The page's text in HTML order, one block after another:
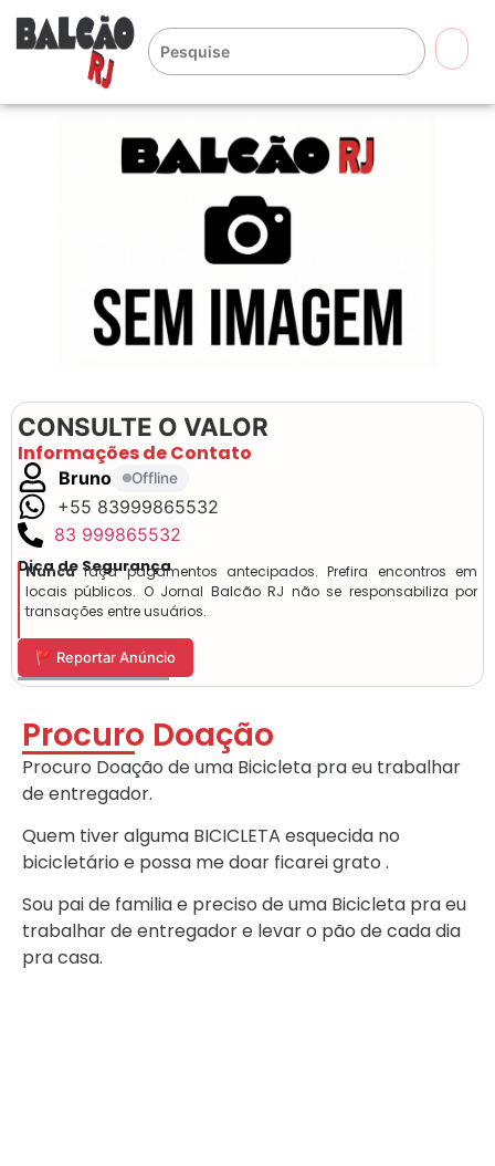
CONSULTE O VALOR
Informações de Contato
Bruno Offline
+55 83999865532
83 999865532
Dica de Segurança
Nuncafaça pagamentos antecipados. Prefira encontros em
locais públicos. O Jornal Balcão RJ não se responsabiliza por
transações entre usuários.
🚩 Reportar Anúncio
Procuro Doação
Procuro Doação de uma Bicicleta pra eu trabalhar
de entregador.
Quem tiver alguma BICICLETA esquecida no
bicicletário e possa me doar ficarei grato .
Sou pai de familia e preciso de uma Bicicleta pra eu
trabalhar de entregador e levar o pão de cada dia
pra casa.